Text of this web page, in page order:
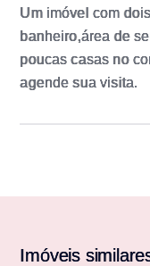
Um imóvel com
banheiro,área de
poucas casas no
agende sua visita.
Imóveis